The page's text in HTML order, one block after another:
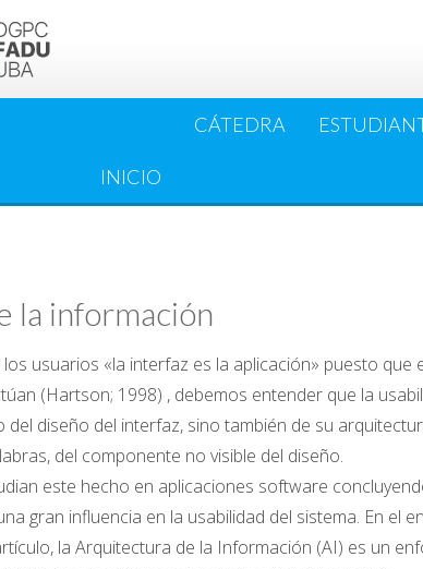
INICIO
CÁTEDRA
la información
usuarios «la interfaz es la aplicación» puesto que
(Hartson; 1998) , debemos entender que la
del diseño del interfaz, sino también de su
del componente no visible del diseño.
este hecho en aplicaciones software
gran influencia en la usabilidad del sistema. En el
la Arquitectura de la Información (AI) es un